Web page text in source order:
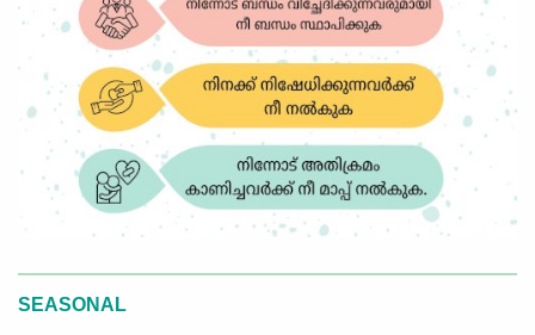
SEASONAL